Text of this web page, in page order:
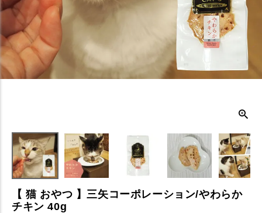
【 猫 おやつ 】三矢コーポレーション/やわらか
チキン 40g